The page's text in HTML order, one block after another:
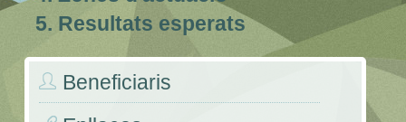
5. Resultats esperats
Beneficiaris